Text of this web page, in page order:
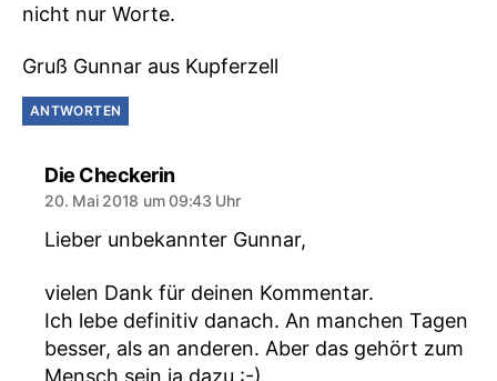
nicht nur Worte.
Gruß Gunnar aus Kupferzell
ANTWORTEN
Die Checkerinsagt:
20. Mai 2018 um 09:43 Uhr
Lieber unbekannter Gunnar,
vielen Dank für deinen Kommentar.
Ich lebe definitiv danach. An manchen Tagen
besser, als an anderen. Aber das gehört zum
Mensch sein ja dazu :-)